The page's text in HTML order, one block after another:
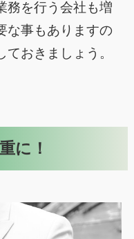
務を行う会社も増
な事もありますの
おきましょう。
に！